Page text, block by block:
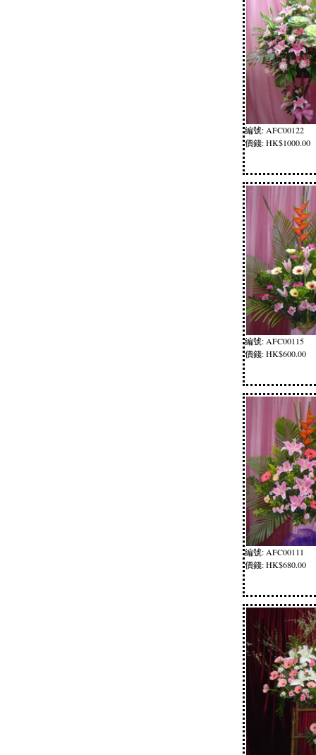
編號: AFC00122
價錢: HK$1000.00
編號: AFC00115
價錢: HK$600.00
編號: AFC00111
價錢: HK$680.00